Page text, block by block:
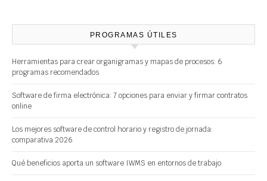
PROGRAMAS ÚTILES
Herramientas para crear organigramas y mapas de procesos: 6
programas recomendados
Software de firma electrónica: 7 opciones para enviar y firmar contratos
online
Los mejores software de control horario y registro de jornada:
comparativa 2026
Qué beneficios aporta un software IWMS en entornos de trabajo